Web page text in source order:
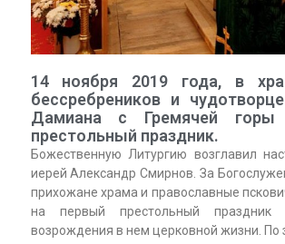
14 ноября 2019 года, в
бессребреников и
Дамиана с Гремячей горы
престольный праздник.
Божественную Литургию возглавил
иерей Александр Смирнов. За
прихожане храма и православные
на первый престольный праздник
возрождения в нем церковной жизни. По